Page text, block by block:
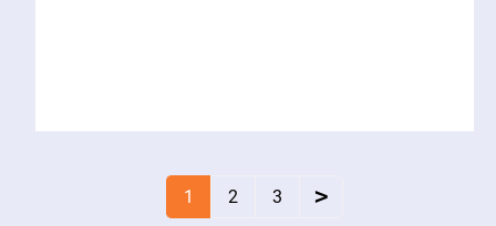
1 2 3 >